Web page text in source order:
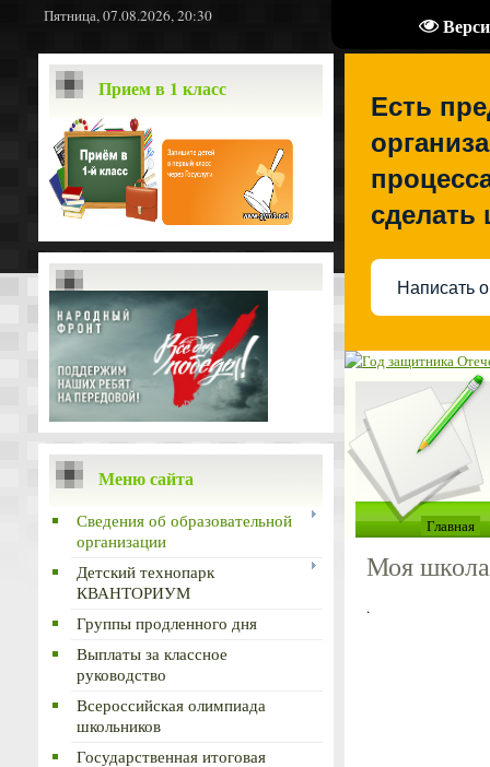
Пятница, 07.08.2026, 20:30
Прием в 1 класс
Меню сайта
Сведения об образовательной
организации
Детский технопарк
КВАНТОРИУМ
Группы продленного дня
Выплаты за классное
руководство
Всероссийская олимпиада
школьников
Государственная итоговая
Есть
сделать
Написать
Главная
Моя школа
.